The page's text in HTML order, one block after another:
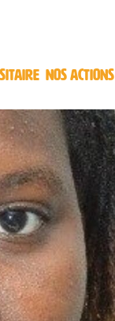
NOS ACTIONS